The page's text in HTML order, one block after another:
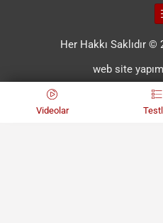
Her Hakkı Saklıdır
web site
Videolar